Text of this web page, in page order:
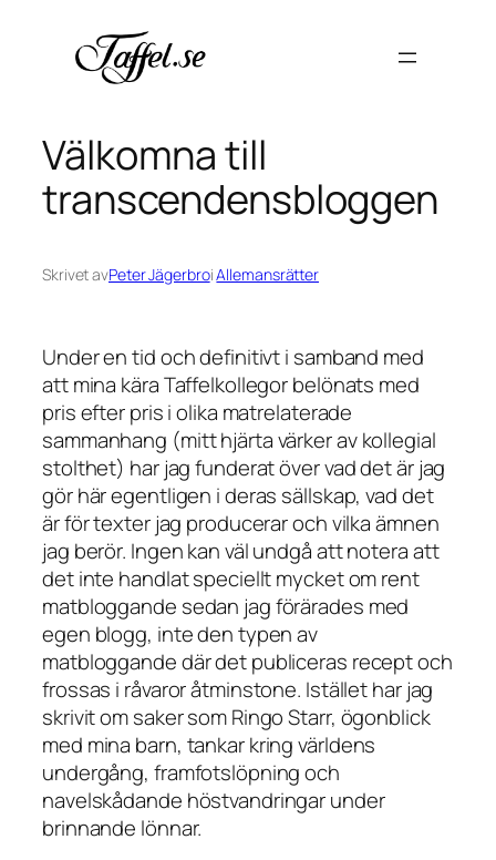
innehåll
Välkomna till
transcendensbloggen
Skrivet avPeter JägerbroiAllemansrätter
Under en tid och definitivt i samband med
att mina kära Taffelkollegor belönats med
pris efter pris i olika matrelaterade
sammanhang (mitt hjärta värker av kollegial
stolthet) har jag funderat över vad det är jag
gör här egentligen i deras sällskap, vad det
är för texter jag producerar och vilka ämnen
jag berör. Ingen kan väl undgå att notera att
det inte handlat speciellt mycket om rent
matbloggande sedan jag förärades med
egen blogg, inte den typen av
matbloggande där det publiceras recept och
frossas i råvaror åtminstone. Istället har jag
skrivit om saker som Ringo Starr, ögonblick
med mina barn, tankar kring världens
undergång, framfotslöpning och
navelskådande höstvandringar under
brinnande lönnar.